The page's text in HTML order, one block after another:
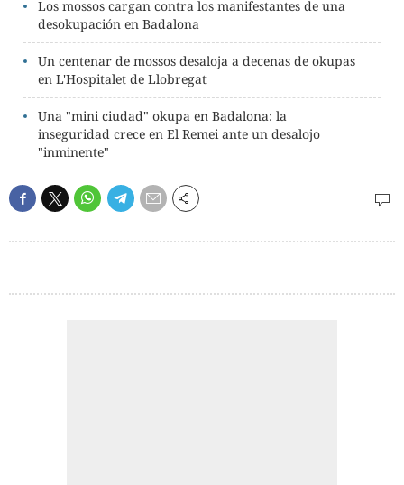
Los mossos cargan contra los manifestantes de una
desokupación en Badalona
Un centenar de mossos desaloja a decenas de okupas
en L'Hospitalet de Llobregat
Una "mini ciudad" okupa en Badalona: la
inseguridad crece en El Remei ante un desalojo
"inminente"